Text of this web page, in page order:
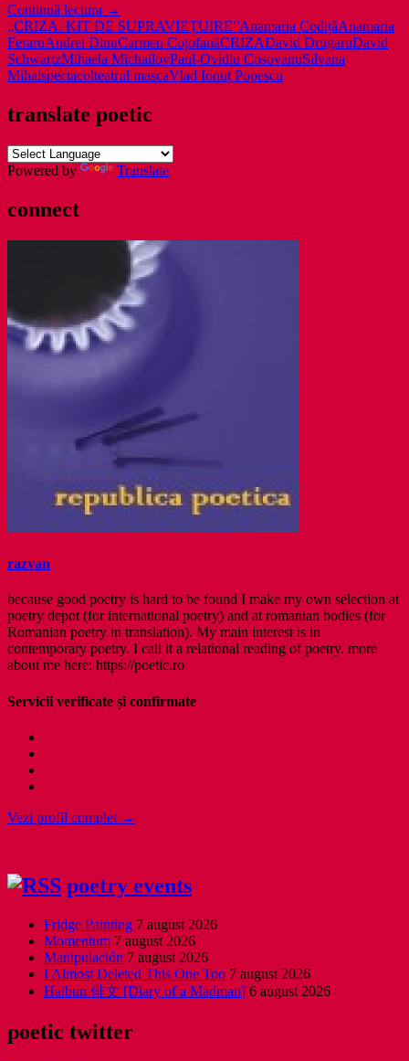
Continuă lectura „CRIZA.
KIT
DE
SUPRAVIEȚUIRE”
la
Masca
→
„CRIZA. KIT DE SUPRAVIEȚUIRE”Anamaria CodițăAnamaria
FeraruAndrei DinuCarmen CoțofanăCRIZADavid DrugaruDavid
SchwartzMihaela MichailovPaul-Ovidiu CosovanuSilvana
Mihaispectacolteatrul mascaVlad Ionuț Popescu
translate poetic
Powered by Translate
connect
razvan
because good poetry is hard to be found I make my own selection at
poetry depot (for international poetry) and at romanian bodies (for
Romanian poetry in translation). My main interest is in
contemporary poetry. I call it a relational reading of poetry. more
about me here: https://poetic.ro
Servicii verificate și confirmate
Vezi profil complet →
poetry events
Fridge Painting 7 august 2026
Momentum 7 august 2026
Manipulación 7 august 2026
I Almost Deleted This One Too 7 august 2026
Haibun 俳文 [Diary of a Madman] 6 august 2026
poetic twitter